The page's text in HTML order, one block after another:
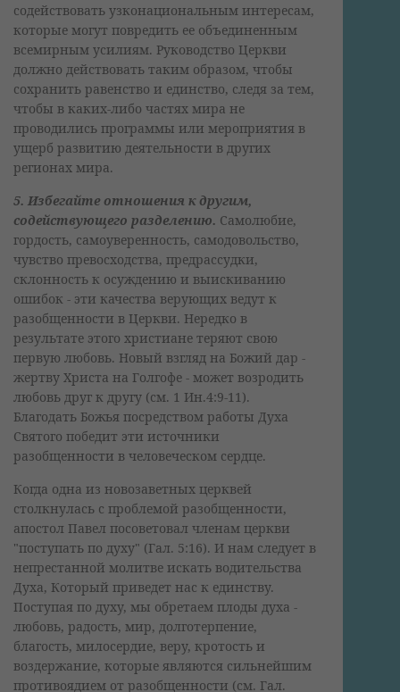
содействовать узконациональным интересам,
которые могут повредить ее объединенным
всемирным усилиям. Руководство Церкви
должно действовать таким образом, чтобы
сохранить равенство и единство, следя за тем,
чтобы в каких-либо частях мира не
проводились программы или мероприятия в
ущерб развитию деятельности в других
регионах мира.
5. Избегайте отношения к другим,
содействующего разделению. Самолюбие,
гордость, самоуверенность, самодовольство,
чувство превосходства, предрассудки,
склонность к осуждению и выискиванию
ошибок - эти качества верующих ведут к
разобщенности в Церкви. Нередко в
результате этого христиане теряют свою
первую любовь. Новый взгляд на Божий дар -
жертву Христа на Голгофе - может возродить
любовь друг к другу (см. 1 Ин.4:9-11).
Благодать Божья посредством работы Духа
Святого победит эти источники
разобщенности в человеческом сердце.
Когда одна из новозаветных церквей
столкнулась с проблемой разобщенности,
апостол Павел посоветовал членам церкви
"поступать по духу" (Гал. 5:16). И нам следует в
непрестанной молитве искать водительства
Духа, Который приведет нас к единству.
Поступая по духу, мы обретаем плоды духа -
любовь, радость, мир, долготерпение,
благость, милосердие, веру, кротость и
воздержание, которые являются сильнейшим
противоядием от разобщенности (см. Гал.